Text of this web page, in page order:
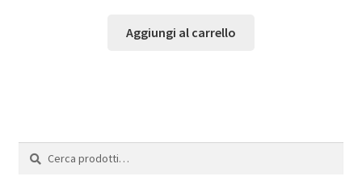
Aggiungi al carrello
Cerca:
Cerca